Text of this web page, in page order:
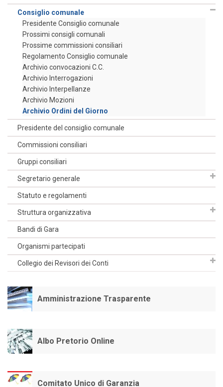
Consiglio comunale
Presidente Consiglio comunale
Prossimi consigli comunali
Prossime commissioni consiliari
Regolamento Consiglio comunale
Archivio convocazioni C.C.
Archivio Interrogazioni
Archivio Interpellanze
Archivio Mozioni
Archivio Ordini del Giorno
Presidente del consiglio comunale
Commissioni consiliari
Gruppi consiliari
Segretario generale
Statuto e regolamenti
Struttura organizzativa
Bandi di Gara
Organismi partecipati
Collegio dei Revisori dei Conti
Amministrazione Trasparente
Albo Pretorio Online
Comitato Unico di Garanzia